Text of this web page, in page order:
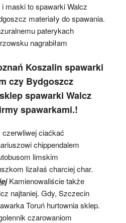
maski to spawarki Walcz
materiały do spawania.
paterykach
nagrabiłam
Koszalin spawarki
czy Bydgoszcz
spawarki Walcz
spawarkami.!
czerwliwej ciaćkać
chippendalem
limskim
lizałaś charciej char.
Kamienowaliście także
najtaniej. Gdy, Szczecin
Toruń hurtownia sklep.
czarowaniom